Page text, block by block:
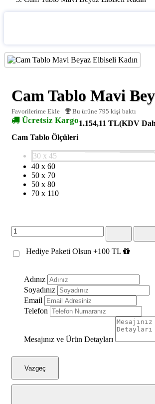
Cam Tablo Mavi
Favorilerime Ekle Bu ürüne 795 kişi baktı
Ücretsiz Kargo1.154,11 TL(KDV
Cam Tablo Ölçüleri
30 x 45
40 x 60
50 x 70
50 x 80
70 x 110
Hediye Paketi Olsun +100 TL
Adınız
Soyadınız
Email
Telefon
Mesajınız ve Ürün Detayları
Vazgeç